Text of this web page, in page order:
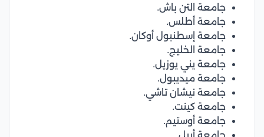
جامعة التن باش.
جامعة أطلس.
جامعة إسطنبول أوكان.
جامعة الخليج.
جامعة يني يوزيل.
جامعة ميديبول.
جامعة نيشان تاشي.
جامعة كينت.
جامعة أوستيم.
جامعة أريل.